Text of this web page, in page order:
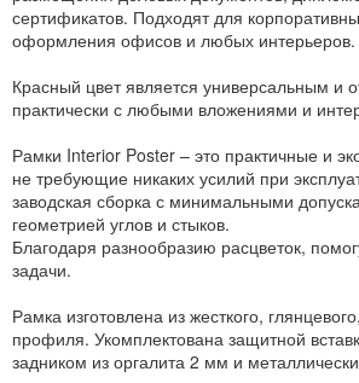
сертификатов. Подходят для
оформления офисов и любых интерьеров.
Красный цвет является универсальным и
практически с любыми вложениями и
Рамки Interior Poster – это практичные и
не требующие никаких усилий при
заводская сборка с минимальными
геометрией углов и стыков.
Благодаря разнообразию расцветок,
задачи.
Рамка изготовлена из жесткого,
профиля. Укомплектована защитной
задником из оргалита 2 мм и